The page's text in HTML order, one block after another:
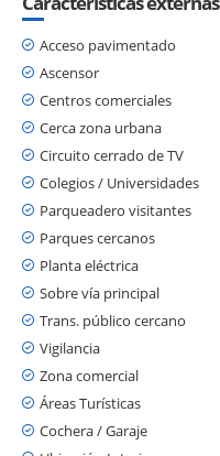
Acceso pavimentado
Ascensor
Centros comerciales
Cerca zona urbana
Circuito cerrado de TV
Colegios / Universidades
Parqueadero visitantes
Parques cercanos
Planta eléctrica
Sobre vía principal
Trans. público cercano
Vigilancia
Zona comercial
Áreas Turísticas
Cochera / Garaje